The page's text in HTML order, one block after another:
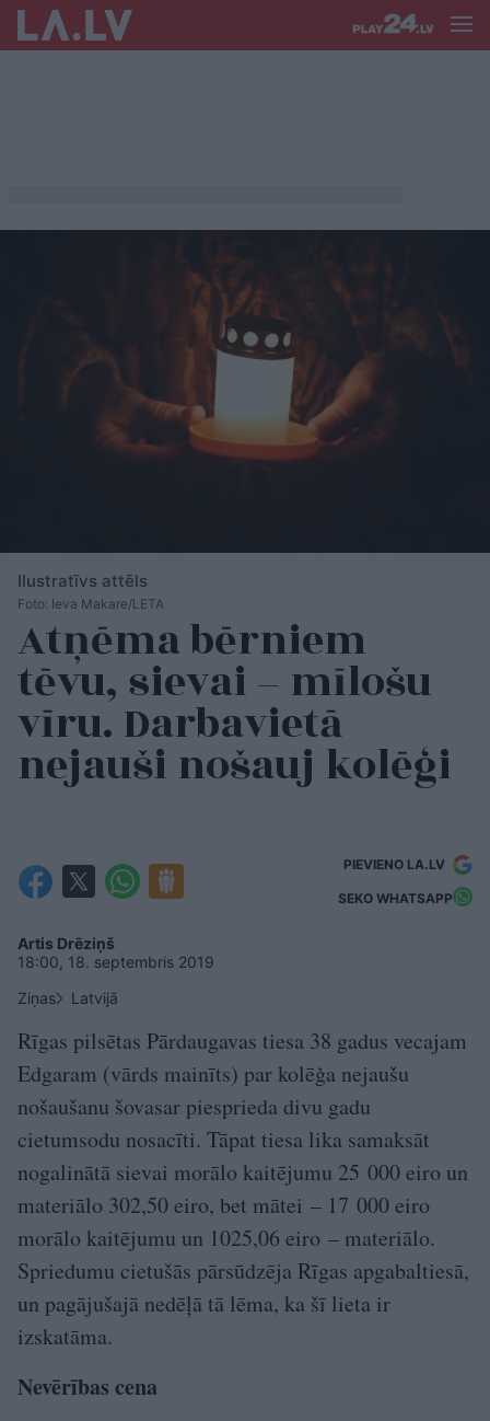
Ilustratīvs attēls
Foto: Ieva Makare/LETA
Atņēma bērniem
tēvu, sievai – mīlošu
vīru. Darbavietā
nejauši nošauj kolēģi
PIEVIENO LA.LV
SEKO WHATSAPP
Artis Drēziņš
18:00, 18. septembris 2019
Ziņas
Latvijā
Rīgas pilsētas Pārdaugavas tiesa 38 gadus vecajam
Edgaram (vārds mainīts) par kolēģa nejaušu
nošaušanu šovasar piesprieda divu gadu
cietumsodu nosacīti. Tāpat tiesa lika samaksāt
nogalinātā sievai morālo kaitējumu 25 000 eiro un
materiālo 302,50 eiro, bet mātei – 17 000 eiro
morālo kaitējumu un 1025,06 eiro – materiālo.
Spriedumu cietušās pārsūdzēja Rīgas apgabaltiesā,
un pagājušajā nedēļā tā lēma, ka šī lieta ir
izskatāma.
Nevērības cena